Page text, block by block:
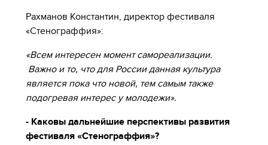
Рахманов Константин, директор фестиваля
«Стенограффия»:
«Всем интересен момент самореализации.
Важно и то, что для России данная культура
является пока что новой, тем самым также
подогревая интерес у молодежи».
- Каковы дальнейшие перспективы развития
фестиваля «Стенограффия»?